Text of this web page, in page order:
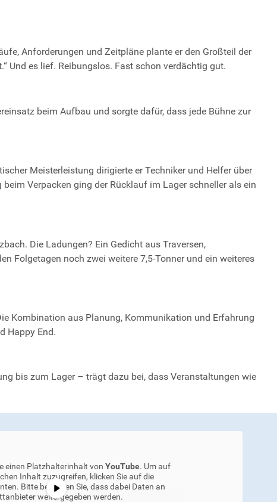
Anforderungen und Zeitpläne plante er den Großteil der
Und es lief. Reibungslos. Fast schon verdächtig gut.
beim Aufbau und sorgte dafür, dass jede Bühne zur
Meisterleistung dirigierte er Techniker und Helfer über
Verpacken ging der Rücklauf im Lager schneller als ein
Die Ladungen? Ein Gedicht aus Traversen,
Folgetagen noch zwei weitere 7,5-Tonner und ein weiteres
Kombination aus Planung, Kommunikation und Erfahrung
Happy End.
bis zum Lager – trägt dazu bei, dass Veranstaltungen wie
einen Platzhalterinhalt vonYouTube. Um auf
Inhalt zuzugreifen, klicken Sie auf die
Bitte beachten Sie, dass dabei Daten an
weitergegeben werden.